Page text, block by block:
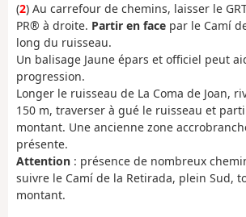
(2) Au carrefour de chemins, laisser le
PR® à droite. Partir en face par le Camí
long du ruisseau.
Un balisage Jaune épars et officiel peut
progression.
Longer le ruisseau de La Coma de Joan,
150 m, traverser à gué le ruisseau et
montant. Une ancienne zone
présente.
Attention : présence de nombreux
suivre le Camí de la Retirada, plein Sud,
montant.